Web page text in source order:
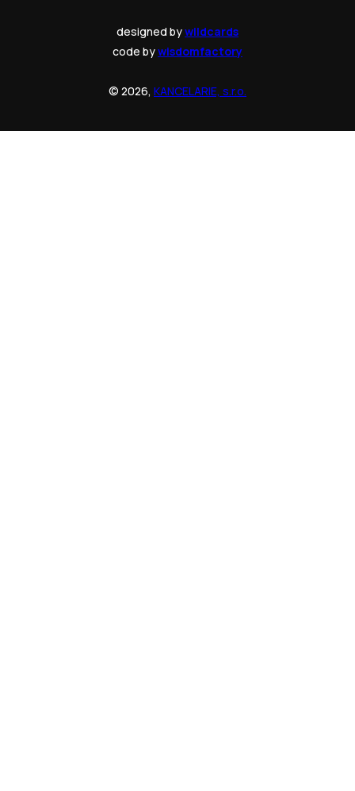
designed bywildcards
code bywisdomfactory
© 2026, KANCELARIE, s.r.o.